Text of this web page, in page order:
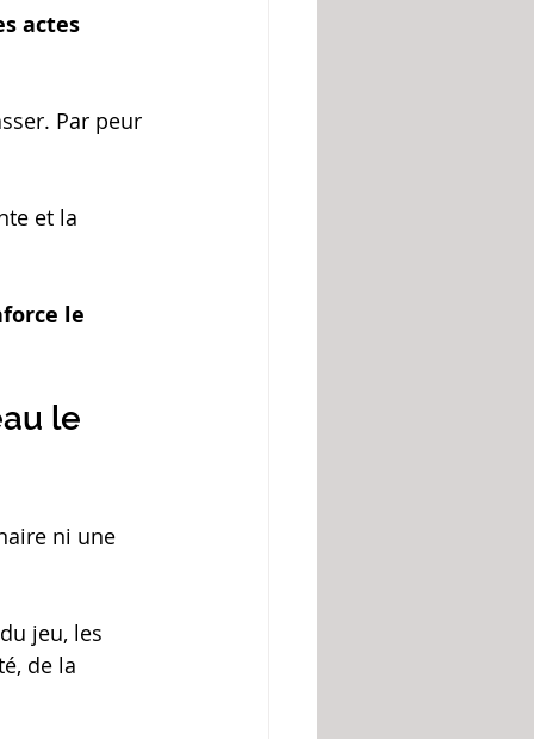
actes
Par peur
et la
le
le
ni une
jeu, les
de la